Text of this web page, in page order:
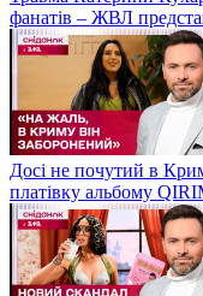
фанатів – ЖВЛ
Досі не почутий в
платівку альбому